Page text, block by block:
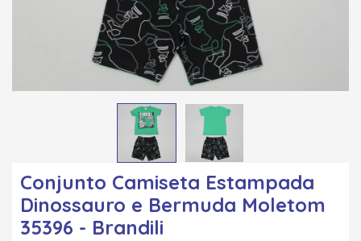
Conjunto Camiseta Estampada
Dinossauro e Bermuda Moletom
35396 - Brandili